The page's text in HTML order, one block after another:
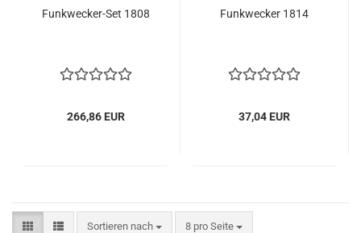
Funkwecker-Set 1808
266,86 EUR
Funkwecker 1814
37,04 EUR
Sortieren nach
Sortieren nach 8 pro Seite
pro Seite